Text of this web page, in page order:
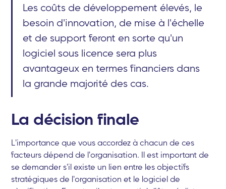
Les coûts de développement élevés, le
besoin d'innovation, de mise à l'échelle
et de support feront en sorte qu'un
logiciel sous licence sera plus
avantageux en termes financiers dans
la grande majorité des cas.
La décision finale
L'importance que vous accordez à chacun de ces
facteurs dépend de l'organisation. Il est important de
se demander s'il existe un lien entre les objectifs
stratégiques de l'organisation et le logiciel de